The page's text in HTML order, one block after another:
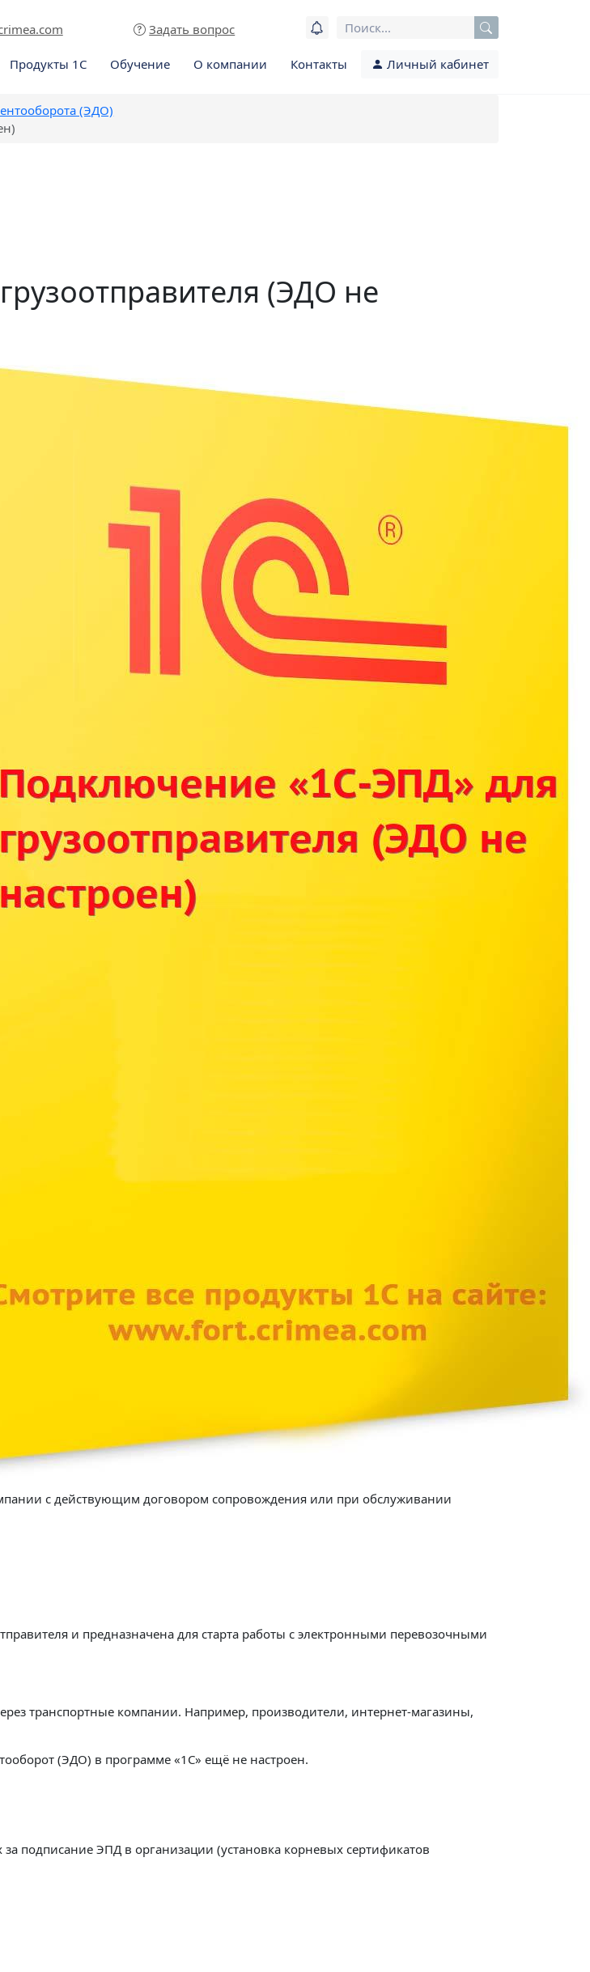
Задать вопрос
Продукты 1С Обучение О компании Контакты Личный кабинет
(ЭДО)
(ЭДО не
с действующим договором сопровождения или при обслуживании
и предназначена для старта работы с электронными перевозочными
транспортные компании. Например, производители, интернет-магазины,
(ЭДО) в программе «1С» ещё не настроен.
подписание ЭПД в организации (установка корневых сертификатов